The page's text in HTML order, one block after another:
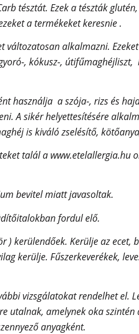
tésztát. Ezek a tészták
a termékeket keresnie .
változatosan alkalmazni.
, kókusz-, útifűmaghéjliszt,
használja a szója-, rizs és
A sikér helyettesítésére
is kiváló zselésítő,
talál a www.etelallergia.hu
bevitel miatt javasoltak.
fordul elő.
kerülendőek. Kerülje az ecet,
kerülje. Fűszerkeverékek,
vizsgálatokat rendelhet el.
utalnak, amelynek oka szintén
anyagként.